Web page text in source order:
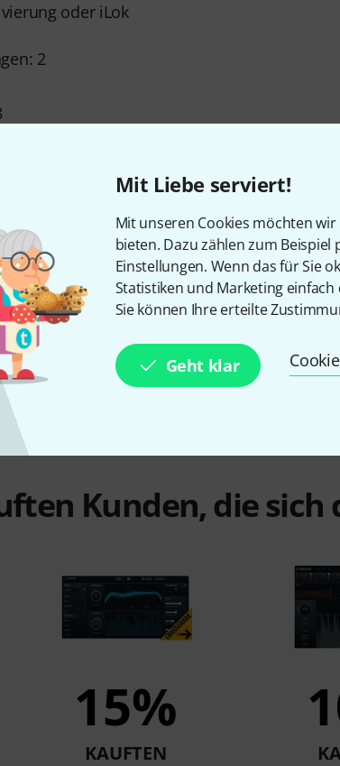
Mit Liebe serviert!
Mit unseren Cookies möchten
bieten. Dazu zählen zum
Einstellungen. Wenn das für Sie
Statistiken und Marketing einfach
Sie können Ihre erteilte
Geht klar
oder iLok
2
Apple
Intel
und
September 2023 Artikelnummer
1 Stück
Kunden, die
15%
KAUFTEN